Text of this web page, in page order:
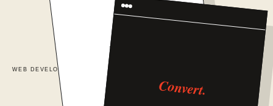
WEB DEVELOPMENT / 01
TRUST
Convert.